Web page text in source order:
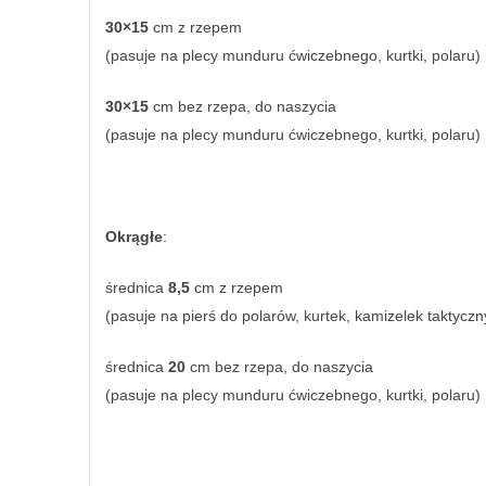
30×15 cm z rzepem
(pasuje na plecy munduru ćwiczebnego, kurtki, polaru)
30×15 cm bez rzepa, do naszycia
(pasuje na plecy munduru ćwiczebnego, kurtki, polaru)
Okrągłe:
średnica 8,5 cm z rzepem
(pasuje na pierś do polarów, kurtek, kamizelek
średnica 20 cm bez rzepa, do naszycia
(pasuje na plecy munduru ćwiczebnego, kurtki, polaru)